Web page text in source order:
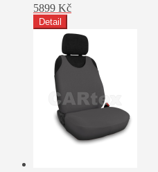
5899 Kč
Detail